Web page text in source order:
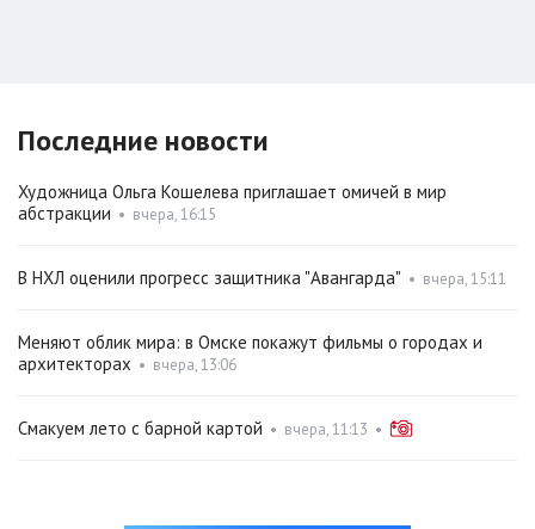
Последние новости
Художница Ольга Кошелева приглашает омичей в мир
абстракции • вчера, 16:15
В НХЛ оценили прогресс защитника "Авангарда" • вчера, 15:11
Меняют облик мира: в Омске покажут фильмы о городах и
архитекторах • вчера, 13:06
Смакуем лето с барной картой • вчера, 11:13 •